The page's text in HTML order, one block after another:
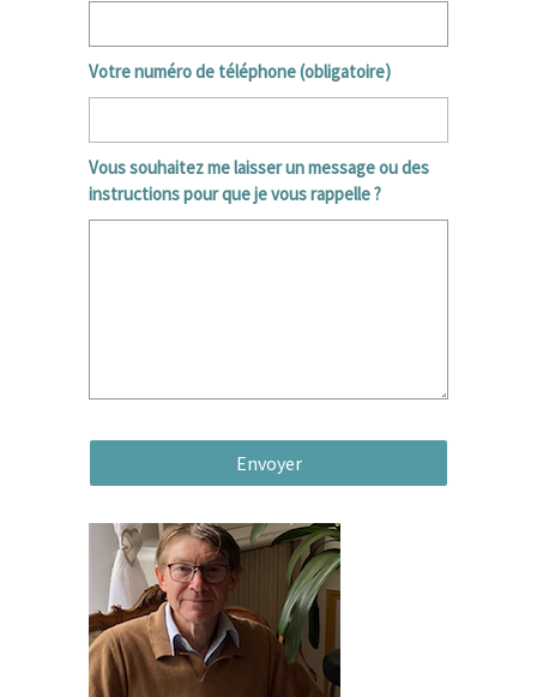
Votre numéro de téléphone (obligatoire)
Vous souhaitez me laisser un message ou des
instructions pour que je vous rappelle ?